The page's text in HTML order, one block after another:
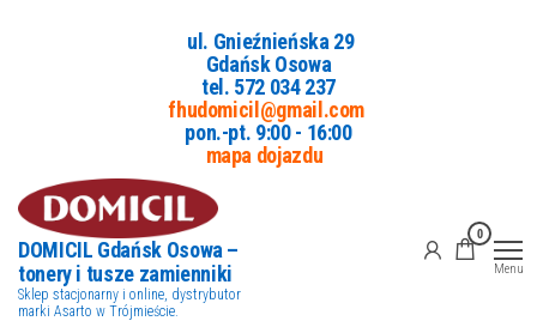
ul. Gnieźnieńska 29
Gdańsk Osowa
tel. 572 034 237
fhudomicil@gmail.com
pon.-pt. 9:00 - 16:00
mapa dojazdu
DOMICIL Gdańsk Osowa –
tonery i tusze zamienniki
Sklep stacjonarny i online, dystrybutor
marki Asarto w Trójmieście.
0
Menu